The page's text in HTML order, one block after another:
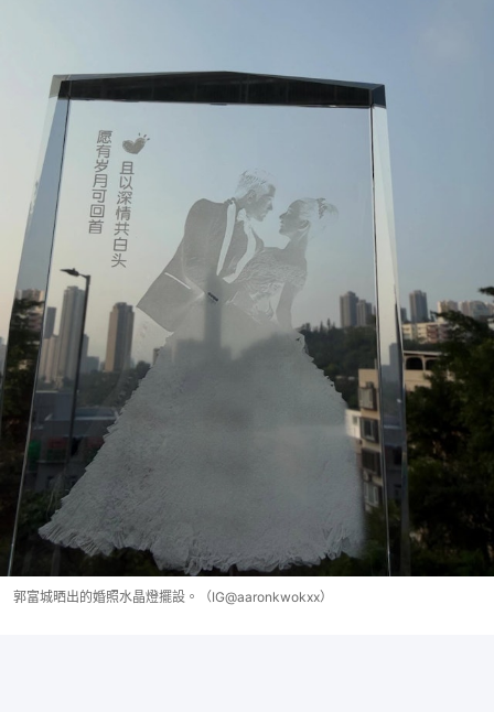
郭富城晒出的婚照水晶燈擺設。（IG@aaronkwokxx）